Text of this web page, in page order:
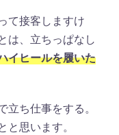
て接客しますけ
は、立ちっぱなし
イヒールを履いた
ち仕事をする。
思います。